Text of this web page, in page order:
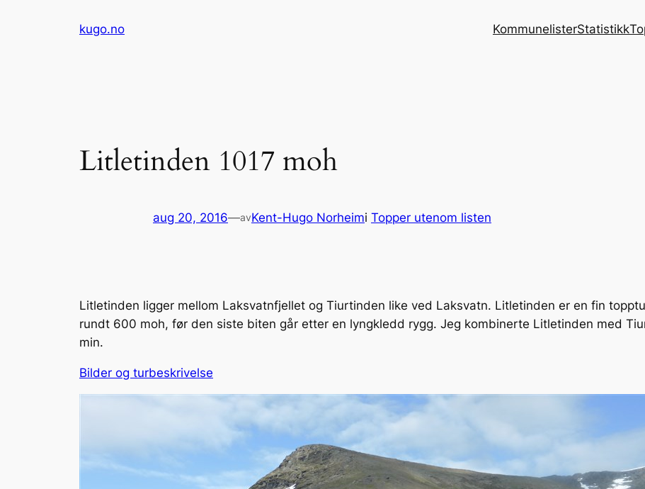
kugo.no KommunelisterStatistikk
Litletinden 1017 moh
aug 20, 2016—avKent-Hugo Norheimi Topper utenom listen
Litletinden ligger mellom Laksvatnfjellet og Tiurtinden like ved Laksvatn. Litletinden er en fin
rundt 600 moh, før den siste biten går etter en lyngkledd rygg. Jeg kombinerte Litletinden med
min.
Bilder og turbeskrivelse